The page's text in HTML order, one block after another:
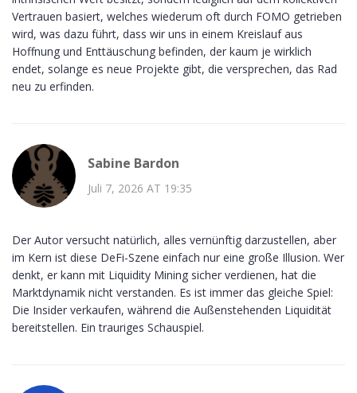
Vertrauen basiert, welches wiederum oft durch FOMO getrieben
wird, was dazu führt, dass wir uns in einem Kreislauf aus
Hoffnung und Enttäuschung befinden, der kaum je wirklich
endet, solange es neue Projekte gibt, die versprechen, das Rad
neu zu erfinden.
Sabine Bardon
Juli 7, 2026 AT 19:35
Der Autor versucht natürlich, alles vernünftig darzustellen, aber
im Kern ist diese DeFi-Szene einfach nur eine große Illusion. Wer
denkt, er kann mit Liquidity Mining sicher verdienen, hat die
Marktdynamik nicht verstanden. Es ist immer das gleiche Spiel:
Die Insider verkaufen, während die Außenstehenden Liquidität
bereitstellen. Ein trauriges Schauspiel.